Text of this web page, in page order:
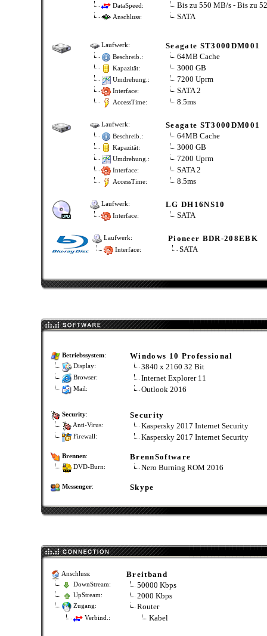
DataSpeed: Bis zu 550 MB/s - Bis zu
Anschluss: SATA
Laufwerk: Seagate ST3000DM001
Beschreib.: 64MB Cache
Kapazität: 3000 GB
Umdrehung.: 7200 Uprm
Interface: SATA 2
AccessTime: 8.5ms
Laufwerk: Seagate ST3000DM001
Beschreib.: 64MB Cache
Kapazität: 3000 GB
Umdrehung.: 7200 Uprm
Interface: SATA 2
AccessTime: 8.5ms
Laufwerk: LG DH16NS10
Interface: SATA
Laufwerk: Pioneer BDR-208EBK
Interface: SATA
Betriebssystem: Windows 10 Professional
Display: 3840 x 2160 32 Bit
Browser: Internet Explorer 11
Mail: Outlook 2016
Security: Security
Anti-Virus: Kaspersky 2017 Internet Security
Firewall: Kaspersky 2017 Internet Security
Brennen: BrennSoftware
DVD-Burn: Nero Burning ROM 2016
Messenger: Skype
Anschluss: Breitband
DownStream: 50000 Kbps
UpStream: 2000 Kbps
Zugang: Router
Verbind.: Kabel